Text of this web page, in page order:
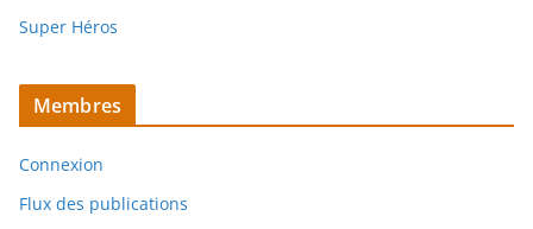
Super Héros
Membres
Connexion
Flux des publications